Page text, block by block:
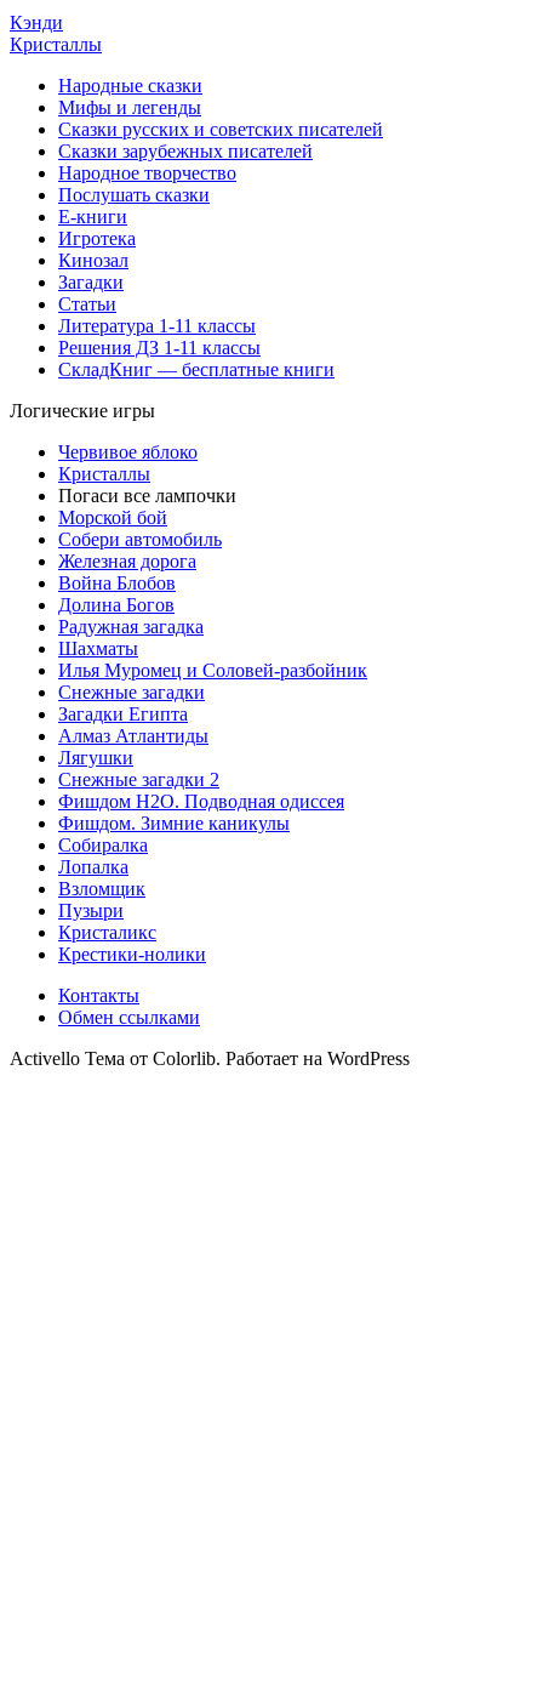
Кэнди
Кристаллы
Народные сказки
Мифы и легенды
Сказки русских и советских писателей
Сказки зарубежных писателей
Народное творчество
Послушать сказки
Е-книги
Игротека
Кинозал
Загадки
Статьи
Литература 1-11 классы
Решения ДЗ 1-11 классы
СкладКниг — бесплатные книги
Логические игры
Червивое яблоко
Кристаллы
Погаси все лампочки
Морской бой
Собери автомобиль
Железная дорога
Война Блобов
Долина Богов
Радужная загадка
Шахматы
Илья Муромец и Соловей-разбойник
Снежные загадки
Загадки Египта
Алмаз Атлантиды
Лягушки
Снежные загадки 2
Фишдом H2O. Подводная одиссея
Фишдом. Зимние каникулы
Собиралка
Лопалка
Взломщик
Пузыри
Кристаликс
Крестики-нолики
Контакты
Обмен ссылками
Activello Тема от Colorlib. Работает на WordPress